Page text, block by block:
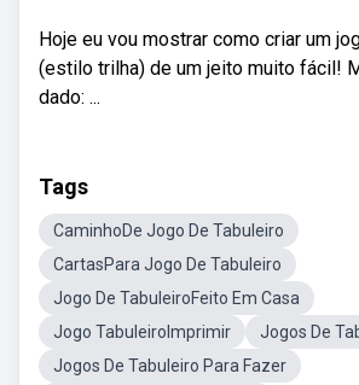
Hoje eu vou mostrar como criar um
(estilo trilha) de um jeito muito fácil!
dado: ...
Tags
CaminhoDe Jogo De Tabuleiro
CartasPara Jogo De Tabuleiro
Jogo De TabuleiroFeito Em Casa
Jogo TabuleiroImprimir
Jogos De
Jogos De Tabuleiro Para Fazer